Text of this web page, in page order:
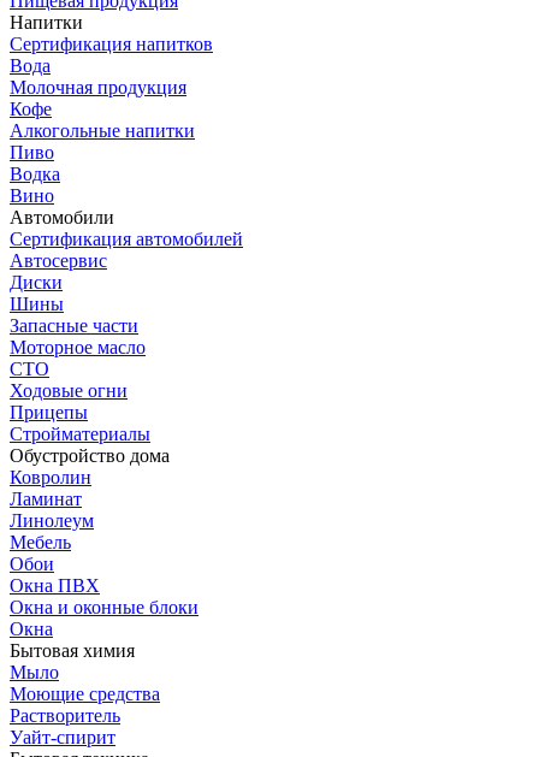
Напитки
Сертификация напитков
Вода
Молочная продукция
Кофе
Алкогольные напитки
Пиво
Водка
Вино
Автомобили
Сертификация автомобилей
Автосервис
Диски
Шины
Запасные части
Моторное масло
СТО
Ходовые огни
Прицепы
Стройматериалы
Обустройство дома
Ковролин
Ламинат
Линолеум
Мебель
Обои
Окна ПВХ
Окна и оконные блоки
Окна
Бытовая химия
Мыло
Моющие средства
Растворитель
Уайт-спирит